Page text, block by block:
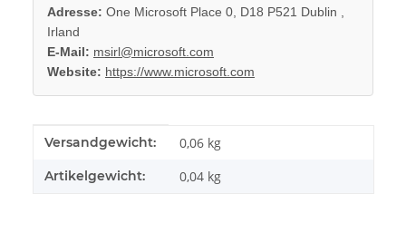
Adresse: One Microsoft Place 0, D18 P521 Dublin ,
Irland
E-Mail: msirl@microsoft.com
Website: https://www.microsoft.com
Produkteigenschaft
Wert
Versandgewicht: 0,06 kg
Artikelgewicht: 0,04 kg